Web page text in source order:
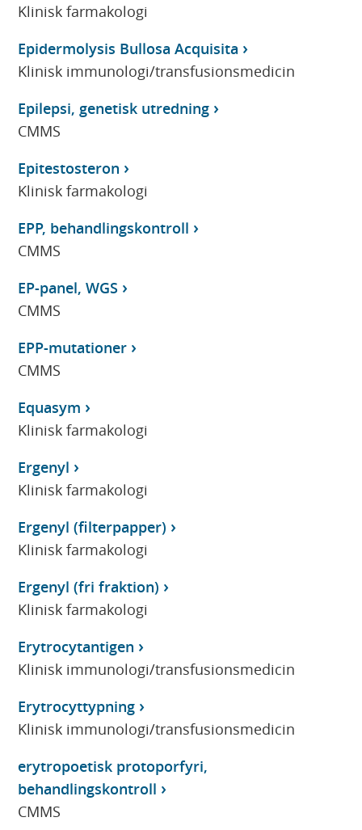
Klinisk farmakologi
Epidermolysis Bullosa Acquisita
Klinisk immunologi/transfusionsmedicin
Epilepsi, genetisk utredning
CMMS
Epitestosteron
Klinisk farmakologi
EPP, behandlingskontroll
CMMS
EP-panel, WGS
CMMS
EPP-mutationer
CMMS
Equasym
Klinisk farmakologi
Ergenyl
Klinisk farmakologi
Ergenyl (filterpapper)
Klinisk farmakologi
Ergenyl (fri fraktion)
Klinisk farmakologi
Erytrocytantigen
Klinisk immunologi/transfusionsmedicin
Erytrocyttypning
Klinisk immunologi/transfusionsmedicin
erytropoetisk protoporfyri,
behandlingskontroll
CMMS